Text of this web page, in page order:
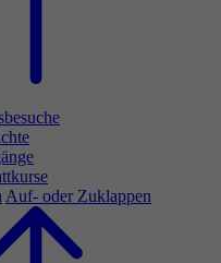
Auf- oder Zuklappen